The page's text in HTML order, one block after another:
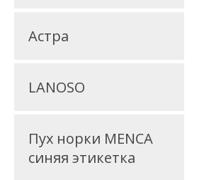
Астра
LANOSO
Пух норки MENCA
синяя этикетка